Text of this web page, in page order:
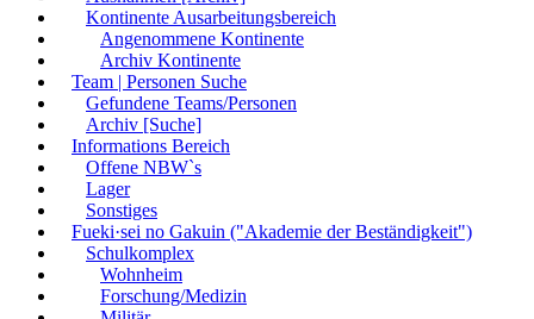
Kontinente Ausarbeitungsbereich
Angenommene Kontinente
Archiv Kontinente
Team | Personen Suche
Gefundene Teams/Personen
Archiv [Suche]
Informations Bereich
Offene NBW`s
Lager
Sonstiges
Fueki·sei no Gakuin ("Akademie der Beständigkeit")
Schulkomplex
Wohnheim
Forschung/Medizin